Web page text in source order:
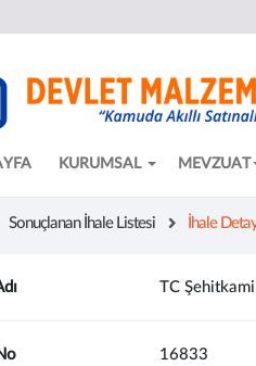
KURUMSAL MEVZUAT
Sonuçlanan İhale Listesi İhale
TC
16833